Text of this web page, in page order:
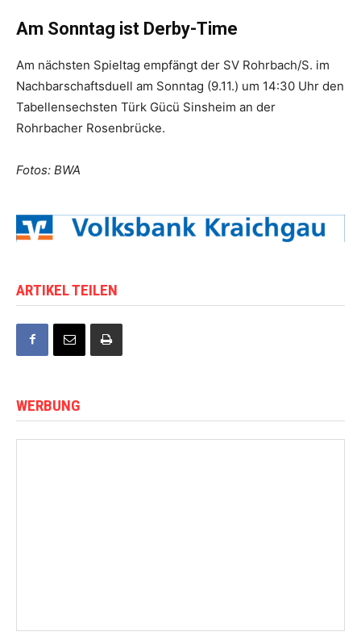
Am Sonntag ist Derby-Time
Am nächsten Spieltag empfängt der SV Rohrbach/S. im
Nachbarschaftsduell am Sonntag (9.11.) um 14:30 Uhr den
Tabellensechsten Türk Gücü Sinsheim an der
Rohrbacher Rosenbrücke.
Fotos: BWA
ARTIKEL TEILEN
WERBUNG